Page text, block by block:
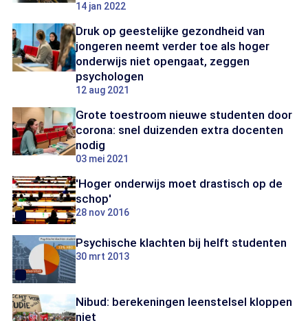
14 jan 2022
Druk op geestelijke gezondheid van
jongeren neemt verder toe als hoger
onderwijs niet opengaat, zeggen
psychologen
12 aug 2021
Grote toestroom nieuwe studenten door
corona: snel duizenden extra docenten
nodig
03 mei 2021
'Hoger onderwijs moet drastisch op de
schop'
28 nov 2016
Psychische klachten bij helft studenten
30 mrt 2013
Nibud: berekeningen leenstelsel kloppen
niet